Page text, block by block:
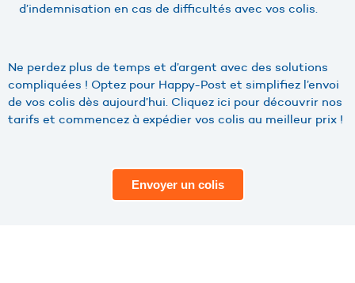
d’indemnisation en cas de difficultés avec vos colis.
Ne perdez plus de temps et d’argent avec des solutions
compliquées ! Optez pour Happy-Post et simplifiez l’envoi
de vos colis dès aujourd’hui. Cliquez ici pour découvrir nos
tarifs et commencez à expédier vos colis au meilleur prix !
Envoyer un colis